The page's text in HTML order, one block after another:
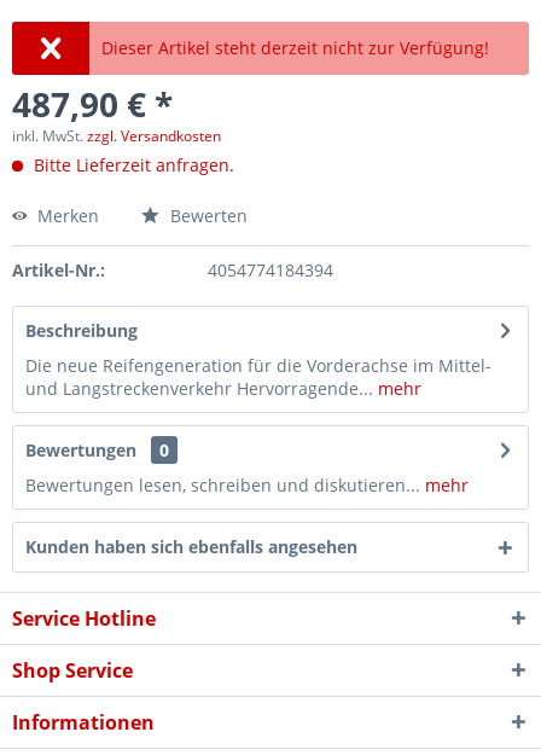
Dieser Artikel steht derzeit nicht zur Verfügung!
487,90 € *
inkl. MwSt.zzgl. Versandkosten
Bitte Lieferzeit anfragen.
Merken Bewerten
Artikel-Nr.: 4054774184394
Beschreibung
Die neue Reifengeneration für die Vorderachse im Mittel-
und Langstreckenverkehr Hervorragende... mehr
Bewertungen
0
Bewertungen lesen, schreiben und diskutieren... mehr
Kunden haben sich ebenfalls angesehen
Service Hotline
Shop Service
Informationen